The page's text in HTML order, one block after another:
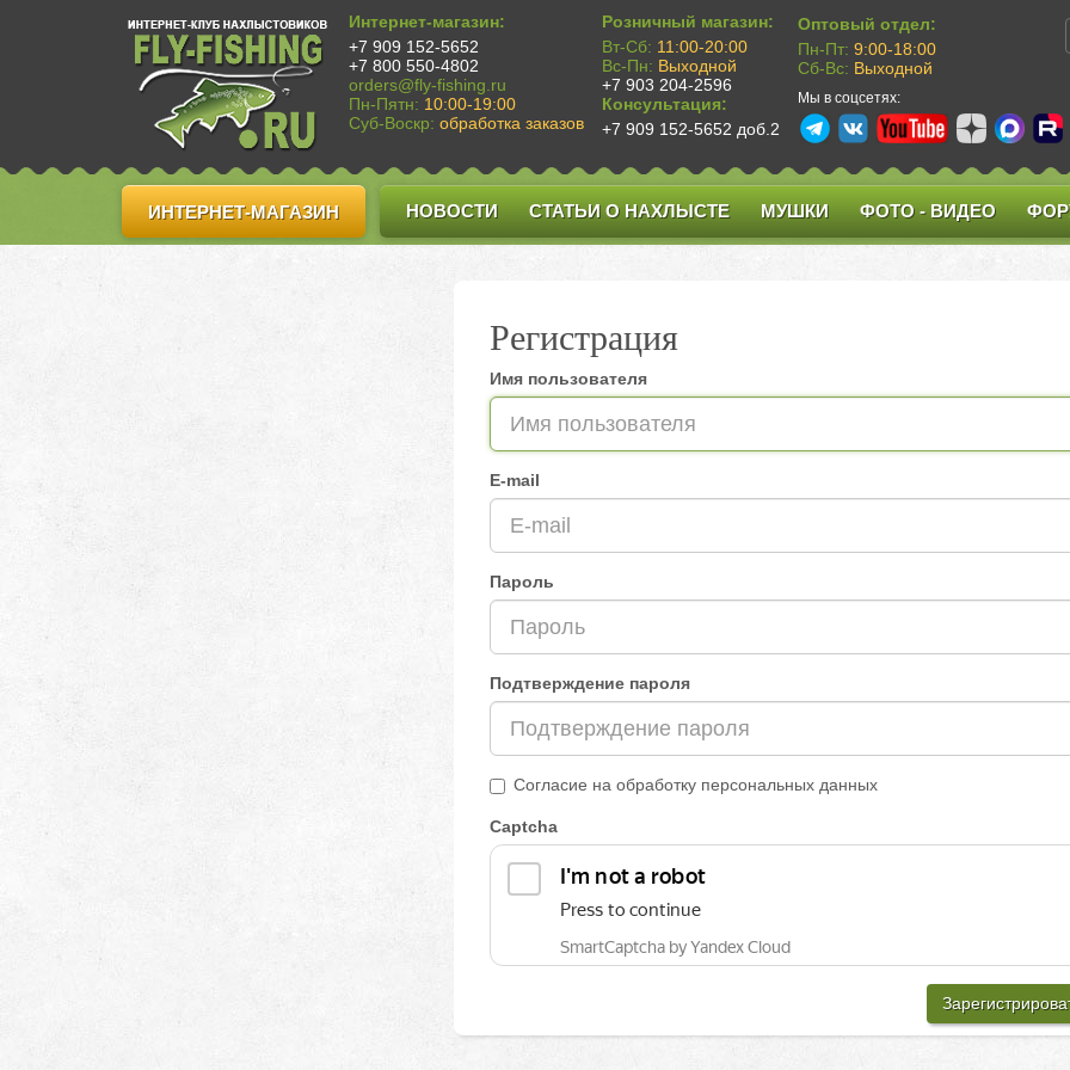
Интернет-магазин:
+7 909 152-5652
+7 800 550-4802
orders@fly-fishing.ru
Пн-Пятн: 10:00-19:00
Суб-Воскр: обработка заказов
Розничный магазин:
Вт-Сб: 11:00-20:00
Вс-Пн: Выходной
+7 903 204-2596
Консультация:
+7 909 152-5652 доб.2
Оптовый отдел:
Пн-Пт: 9:00-18:00
Сб-Вс: Выходной
Мы в соцсетях:
ИНТЕРНЕТ-МАГАЗИН НОВОСТИ СТАТЬИ О НАХЛЫСТЕ МУШКИ ФОТО - ВИДЕО
Регистрация
Имя пользователя
E-mail
Пароль
Подтверждение пароля
Согласие на обработку персональных данных
Captcha